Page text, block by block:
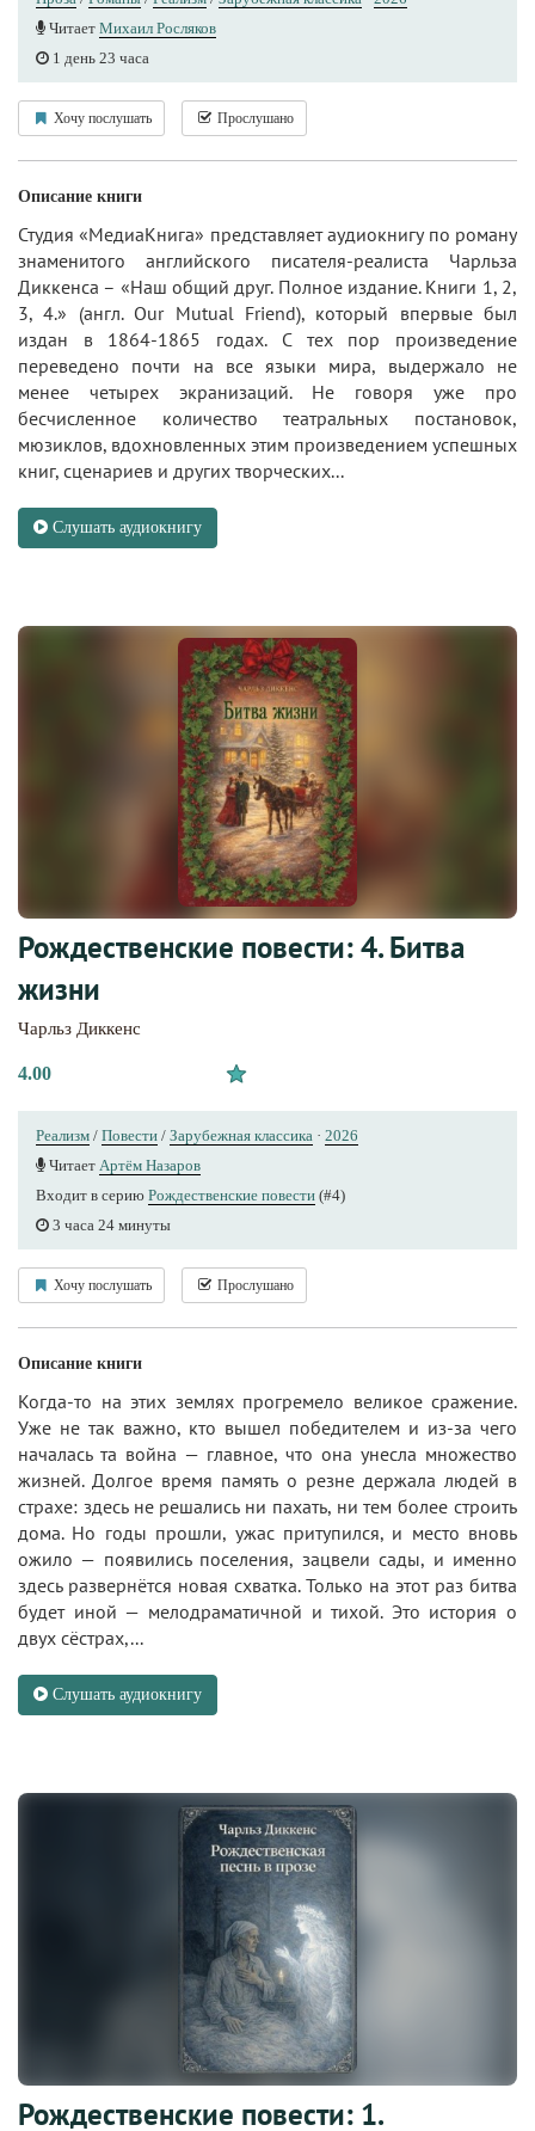
Читает Михаил Росляков
1 день 23 часа
Хочу послушать Прослушано
Описание книги
Студия «МедиаКнига» представляет аудиокнигу по роману
знаменитого английского писателя-реалиста Чарльза
Диккенса – «Наш общий друг. Полное издание. Книги 1, 2,
3, 4.» (англ. Our Mutual Friend), который впервые был
издан в 1864-1865 годах. С тех пор произведение
переведено почти на все языки мира, выдержало не
менее четырех экранизаций. Не говоря уже про
бесчисленное количество театральных постановок,
мюзиклов, вдохновленных этим произведением успешных
книг, сценариев и других творческих...
Слушать аудиокнигу
Рождественские повести: 4. Битва
жизни
Чарльз Диккенс
4.00
Реализм / Повести / Зарубежная классика · 2026
Читает Артём Назаров
Входит в серию Рождественские повести (#4)
3 часа 24 минуты
Хочу послушать Прослушано
Описание книги
Когда-то на этих землях прогремело великое сражение.
Уже не так важно, кто вышел победителем и из-за чего
началась та война — главное, что она унесла множество
жизней. Долгое время память о резне держала людей в
страхе: здесь не решались ни пахать, ни тем более строить
дома. Но годы прошли, ужас притупился, и место вновь
ожило — появились поселения, зацвели сады, и именно
здесь развернётся новая схватка. Только на этот раз битва
будет иной — мелодраматичной и тихой. Это история о
двух сёстрах,...
Слушать аудиокнигу
Рождественские повести: 1.